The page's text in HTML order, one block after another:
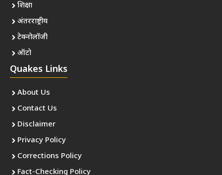
शिक्षा
अंतरराष्ट्रीय
टेक्नोलॉजी
ऑटो
Quakes Links
About Us
Contact Us
Disclaimer
Privacy Policy
Corrections Policy
Fact-Checking Policy